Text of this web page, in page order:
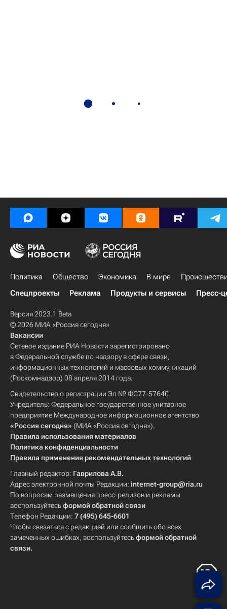
Политика Общество Экономика В мире
Спецпроекты
Реклама Продукты и сервисы Пресс-
Версия 2023.1 Beta
© 2026 МИА «Россия сегодня»
Вакансии
Сетевое издание РИА Новости зарегистрировано
в Федеральной службе по надзору в сфере связи,
информационных технологий и массовых коммуникаций
(Роскомнадзор) 08 апреля 2014 года.
Свидетельство о регистрации Эл № ФС77-57640
Учредитель: Федеральное государственное унитарное
предприятие Международное информационное агентство
«Россия сегодня» (МИА «Россия сегодня»).
Правила использования материалов
Политика конфиденциальности
Правила применения рекомендательных технологий
Главный редактор: Гаврилова А.В.
Адрес электронной почты Редакции: internet-group@ria.ru
По вопросам размещения пресс-релизов и рекламы
воспользуйтесьформой обратной связи
Телефон Редакции: 7 (495) 645-6601
Чтобы связаться с редакцией или сообщить обо всех
замеченных ошибках, воспользуйтесьформой обратной
связи.